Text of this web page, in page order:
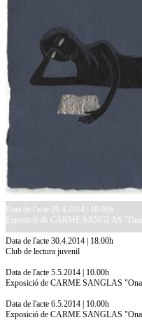
Data de l'acte 29.4.2014 | 10.00h
Exposició de CARME SANGLAS
Data de l'acte 30.4.2014 | 18.00h
Club de lectura juvenil
Data de l'acte 5.5.2014 | 10.00h
Exposició de CARME SANGLAS
Data de l'acte 6.5.2014 | 10.00h
Exposició de CARME SANGLAS